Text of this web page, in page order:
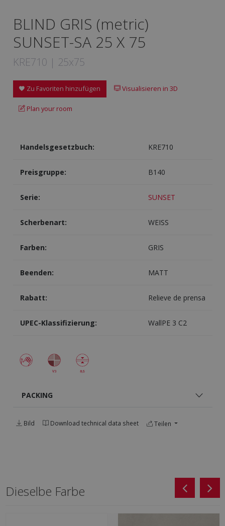
BLIND GRIS (metric)
SUNSET-SA 25 X 75
KRE710 | 25x75
Zu Favoriten hinzufügen Visualisieren in 3D
Plan your room
Handelsgesetzbuch: KRE710
Preisgruppe: B140
Serie: SUNSET
Scherbenart: WEISS
Farben: GRIS
Beenden: MATT
Rabatt: Relieve de prensa
UPEC-Klassifizierung: WallPE 3 C2
PACKING
Bild Download technical data sheet Teilen
Dieselbe Farbe